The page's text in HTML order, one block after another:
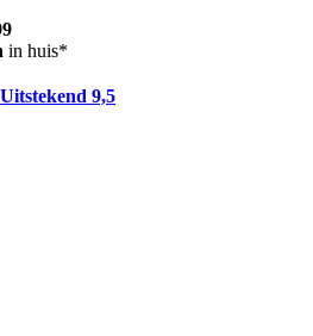
in huis*
Uitstekend 9,5